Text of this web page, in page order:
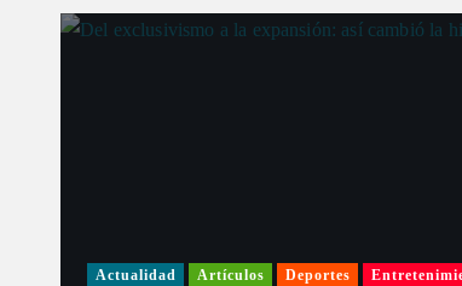
Actualidad Artículos Deportes